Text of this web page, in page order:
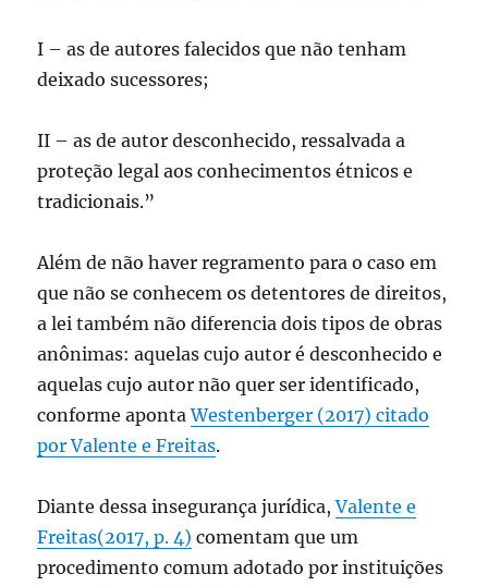
I – as de autores falecidos que não tenham
deixado sucessores;
II – as de autor desconhecido, ressalvada a
proteção legal aos conhecimentos étnicos e
tradicionais.”
Além de não haver regramento para o caso em
que não se conhecem os detentores de direitos,
a lei também não diferencia dois tipos de obras
anônimas: aquelas cujo autor é desconhecido e
aquelas cujo autor não quer ser identificado,
conforme apontaWestenberger (2017) citado
por Valente e Freitas.
Diante dessa insegurança jurídica,Valente e
Freitas(2017, p. 4) comentam que um
procedimento comum adotado por instituições